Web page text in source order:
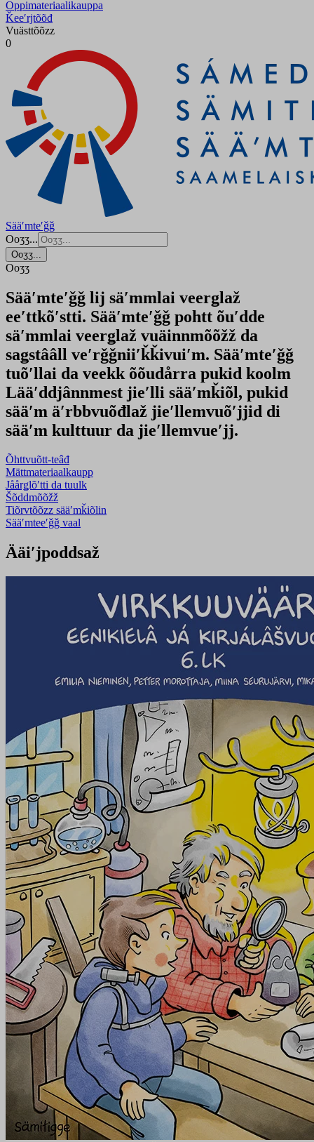
Oppimateriaalikauppa
Ǩeeʹrjtõõđ
Vuästtõõzz
0
Sääʹmteʹǧǧ
Ooʒʒ...
Ooʒʒ...
Ooʒʒ
Sääʹmteʹǧǧ lij säʹmmlai veerǥlaž
eeʹttkõʹstti. Sääʹmteʹǧǧ pohtt õuʹdde
säʹmmlai veerǥlaž vuäinnmõõžž da
saǥstââll veʹrǧǧniiʹǩǩivuiʹm. Sääʹmteʹǧǧ
tuõʹllai da veekk õõudårra pukid koolm
Lääʹddjânnmest jieʹlli sääʹmǩiõl, pukid
sääʹm äʹrbbvuõđlaž jieʹllemvuõʹjjid di
sääʹm kulttuur da jieʹllemvueʹjj.
Õhttvuõtt-teâđ
Mättmateriaalkaupp
Jåårǥlõʹtti da tuulk
Šõddmõõžž
Tiõrvtõõzz sääʹmǩiõlin
Sääʹmteeʹǧǧ vaal
Ääiʹjpoddsaž